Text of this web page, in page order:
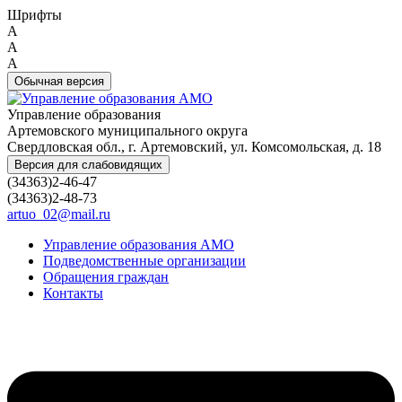
Шрифты
A
A
A
Обычная версия
Управление образования
Артемовского муниципального округа
Свердловская обл., г. Артемовский, ул. Комсомольская, д. 18
Версия для слабовидящих
(34363)2-46-47
(34363)2-48-73
artuo_02@mail.ru
Управление образования АМО
Подведомственные организации
Обращения граждан
Контакты